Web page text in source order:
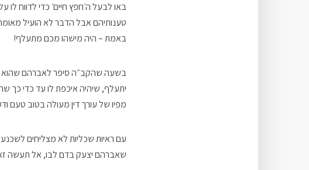
באו לבעל ה׳חפץ חיים׳ כדי לדווח
טענותיהם אבל הדבר לא הועיל
באמת – היה מישהו מכם מתעלף!
בשעה שהקב״ה סיפר לאברהם שהוא
יתעלף, שיהיה איכפת לו עד כדי
מפיו של עורך דין מעולה בטוב טעם
עם ראיות שכליות לא מצליחים
שאברהם יצעק בדם לבו, אל תעשה